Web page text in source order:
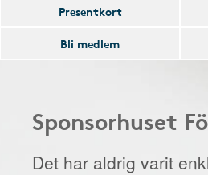
Presentkort
Bli medlem
Sponsorhuset
Det har aldrig varit